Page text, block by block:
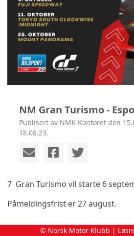
NM Gran Turismo -
Publisert av NMK Kontoret den
18.08.23.
7 Gran Turismo vil starte 6
Påmeldingsfrist er 27 august.
© Norsk Motor Klubb |